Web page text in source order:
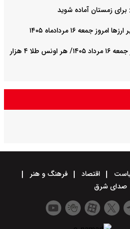
زمستان آماده شوید
جمعه ۱۶ مردادماه ۱۴۰۵
آخرین قیمت طلا و سکه امروز جمعه ۱۶ مرداد ۱۴۰۵/ هر اونس طلا ۴ هزار
اقتصاد
فرهنگ و هنر
صدای شرق